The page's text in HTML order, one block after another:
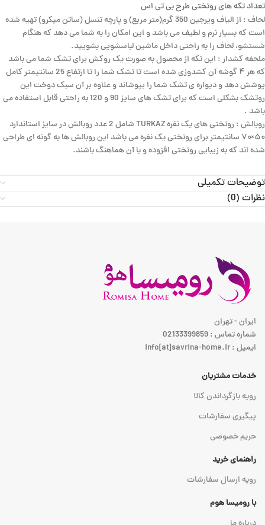
تعداد تکه های روتختی طرح بی تی اس
لحاف : از الیاف ویرجین 350 گرم(متر مربع) و پارچه تنسل (ساتن میکرو) تهیه شده
است که بسیار نرم و لطیف می باشد و این امکان را به شما می دهد که هنگام
شستشو، لحاف را به راحتی داخل ماشین لباسشویی بشویید.
ملحفه کشدار : این تکه از محصول به صورت یک روکش برای تشک شما می باشد
که هر ۴ گوشه آن کشدوزی شده است تا تشک شما را تا ارتفاع 25 سانتیمتر کامل
پوشش دهد و دیواره ی تشک شما را بپوشاند و علاوه بر آن سبک دوخت این
روتشک بشکلی است که برای تشک های سایز 90 و 120 به راحتی قابل استفاده می
باشد .
روبالش : روتختی های یک نفره TURKAZ شامل 2 عدد روبالش در سایز استاندارد
۵۰×۷۰ سانتیمتر برای روتختی یک نفره می باشد این روبالش ها به گونه ای طراحی
شده اند که به زیبایی روتختی افزوده و با آن هماهنگ باشند.
توضیحات تکمیلی
نظرات (0)
ایران - تهران
شماره تماس : 02133399859
ایمیل : info[at]savrina-home.ir
خدمات مشتریان
رویه بازگرداندن کالا
پیگیری سفارشات
حریم خصوصی
راهنمای خرید
رویه ارسال سفارشات
با رومیسا هوم